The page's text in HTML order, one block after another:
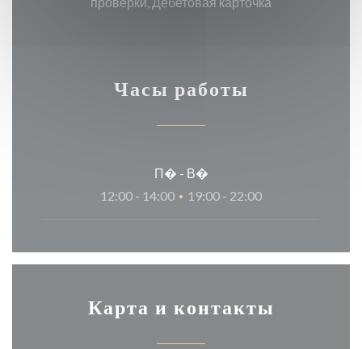
Часы работы
П� - В�
12:00 - 14:00 • 19:00 - 22:00
Карта и контакты